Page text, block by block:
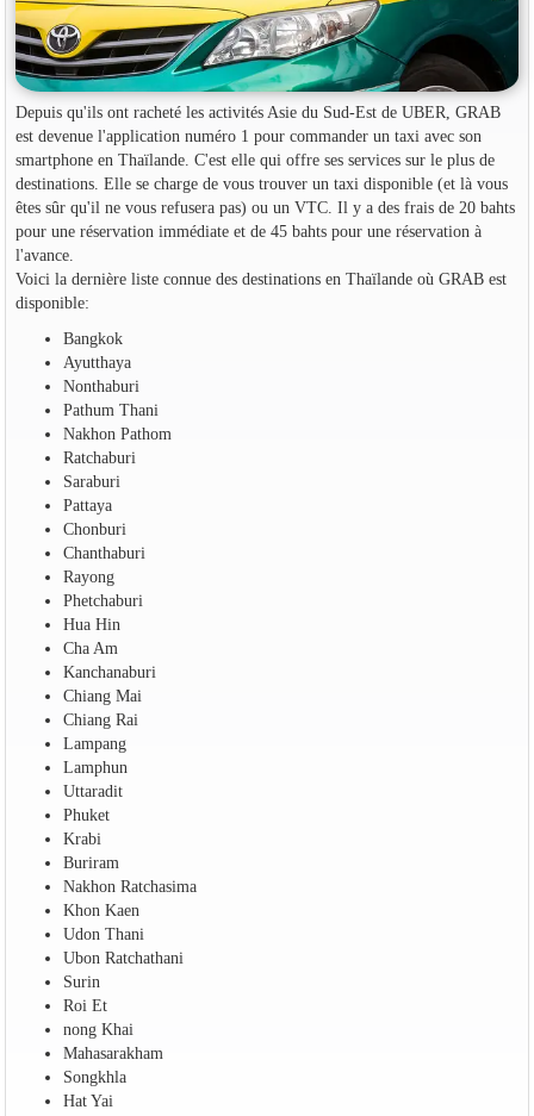
Depuis qu'ils ont racheté les activités Asie du Sud-Est de UBER, GRAB
est devenue l'application numéro 1 pour commander un taxi avec son
smartphone en Thaïlande. C'est elle qui offre ses services sur le plus de
destinations. Elle se charge de vous trouver un taxi disponible (et là vous
êtes sûr qu'il ne vous refusera pas) ou un VTC. Il y a des frais de 20 bahts
pour une réservation immédiate et de 45 bahts pour une réservation à
l'avance.
Voici la dernière liste connue des destinations en Thaïlande où GRAB est
disponible:
Bangkok
Ayutthaya
Nonthaburi
Pathum Thani
Nakhon Pathom
Ratchaburi
Saraburi
Pattaya
Chonburi
Chanthaburi
Rayong
Phetchaburi
Hua Hin
Cha Am
Kanchanaburi
Chiang Mai
Chiang Rai
Lampang
Lamphun
Uttaradit
Phuket
Krabi
Buriram
Nakhon Ratchasima
Khon Kaen
Udon Thani
Ubon Ratchathani
Surin
Roi Et
nong Khai
Mahasarakham
Songkhla
Hat Yai